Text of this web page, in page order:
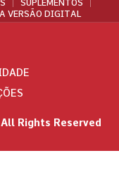
SUPLEMENTOS
VERSÃO DIGITAL
Rights Reserved